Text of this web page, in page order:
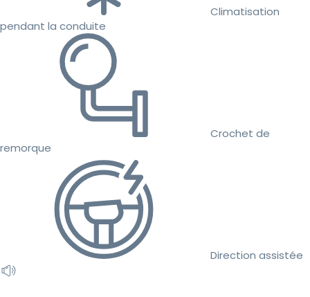
Climatisation
pendant la conduite
Crochet de
remorque
Direction assistée